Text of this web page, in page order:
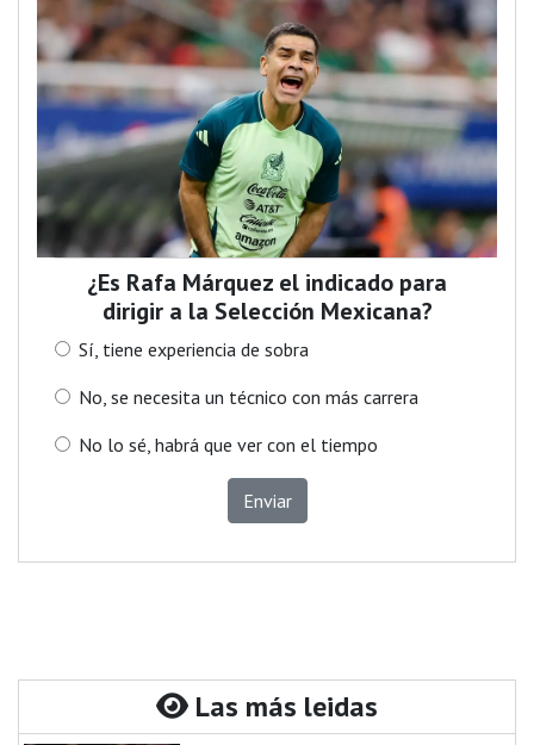
¿Es Rafa Márquez el indicado para
dirigir a la Selección Mexicana?
Sí, tiene experiencia de sobra
No, se necesita un técnico con más carrera
No lo sé, habrá que ver con el tiempo
Enviar
Las más leidas